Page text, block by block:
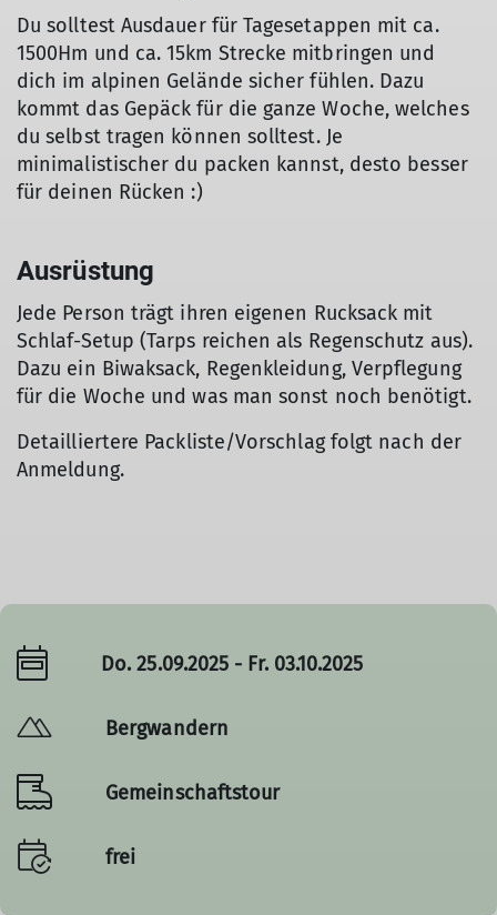
Du solltest Ausdauer für Tagesetappen mit ca.
1500Hm und ca. 15km Strecke mitbringen und
dich im alpinen Gelände sicher fühlen. Dazu
kommt das Gepäck für die ganze Woche, welches
du selbst tragen können solltest. Je
minimalistischer du packen kannst, desto besser
für deinen Rücken :)
Ausrüstung
Jede Person trägt ihren eigenen Rucksack mit
Schlaf-Setup (Tarps reichen als Regenschutz aus).
Dazu ein Biwaksack, Regenkleidung, Verpflegung
für die Woche und was man sonst noch benötigt.
Detailliertere Packliste/Vorschlag folgt nach der
Anmeldung.
Do. 25.09.2025 - Fr. 03.10.2025
Bergwandern
Gemeinschaftstour
frei